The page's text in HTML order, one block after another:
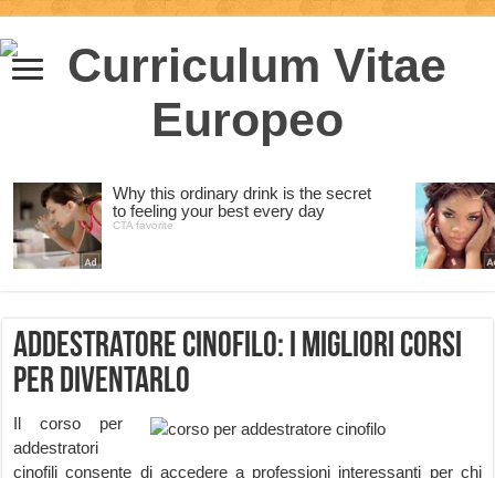
Addestratore cinofilo: i migliori corsi
per diventarlo
Il corso per
addestratori
cinofili consente di accedere a professioni interessanti per chi